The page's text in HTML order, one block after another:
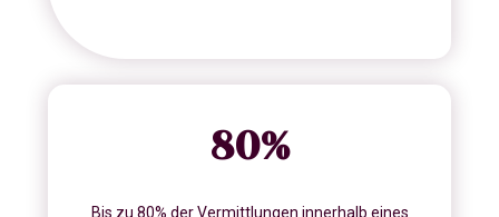
80%
Bis zu 80% der Vermittlungen innerhalb eines